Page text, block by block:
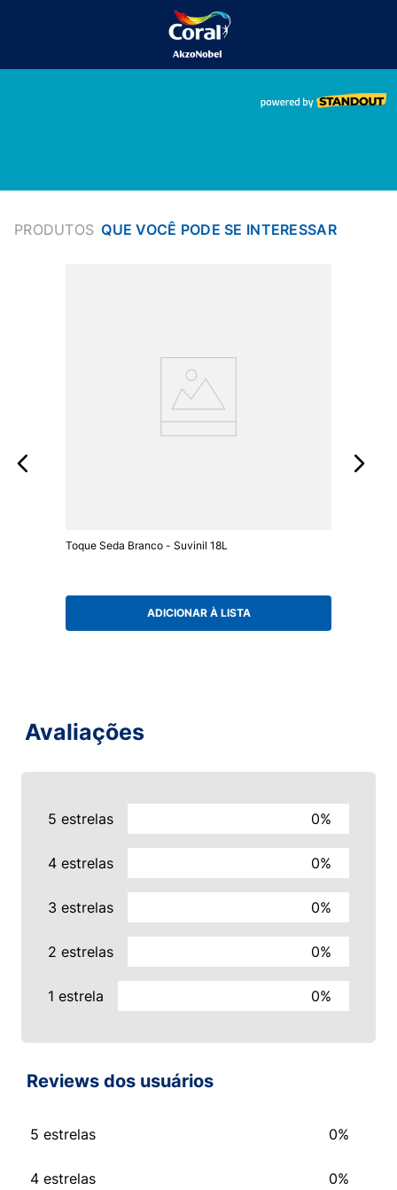
PRODUTOS
Toque Seda Branco - Suvinil 18L
ADICIONAR À LISTA
Avaliações
5 estrelas 0%
4 estrelas 0%
3 estrelas 0%
2 estrelas 0%
1 estrela 0%
Reviews dos usuários
5 estrelas 0%
4 estrelas 0%